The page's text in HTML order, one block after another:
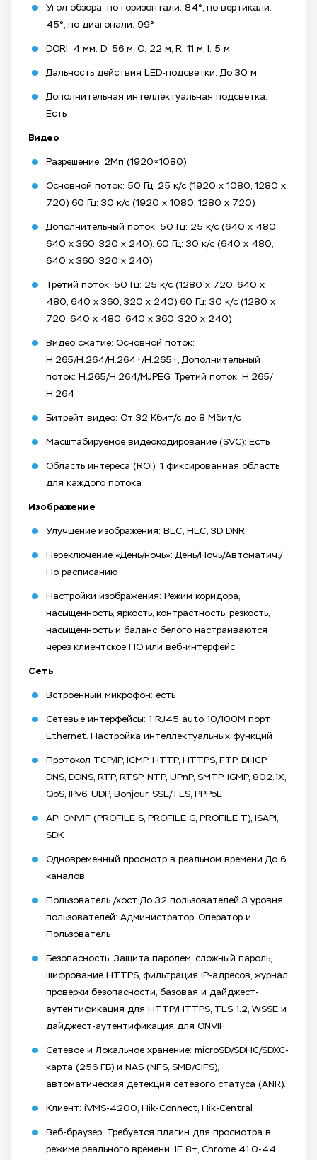
Угол обзора: по горизонтали: 84°, по вертикали:
45°, по диагонали: 99°
DORI: 4 мм: D: 56 м, O: 22 м, R: 11 м, I: 5 м
Дальность действия LED-подсветки: До 30 м
Дополнительная интеллектуальная подсветка:
Есть
Видео
Разрешение: 2Мп (1920×1080)
Основной поток: 50 Гц: 25 к/с (1920 x 1080, 1280 x
720) 60 Гц: 30 к/с (1920 x 1080, 1280 x 720)
Дополнительный поток: 50 Гц: 25 к/с (640 x 480,
640 x 360, 320 x 240). 60 Гц: 30 к/с (640 x 480,
640 x 360, 320 x 240)
Третий поток: 50 Гц: 25 к/с (1280 x 720, 640 x
480, 640 x 360, 320 x 240) 60 Гц: 30 к/с (1280 x
720, 640 x 480, 640 x 360, 320 x 240)
Видео сжатие: Основной поток:
H.265/H.264/H.264+/H.265+, Дополнительный
поток: H.265/H.264/MJPEG, Третий поток: H.265/
H.264
Битрейт видео: От 32 Кбит/с до 8 Мбит/с
Масштабируемое видеокодирование (SVC): Есть
Область интереса (ROI): 1 фиксированная область
для каждого потока
Изображение
Улучшение изображения: BLC, HLC, 3D DNR
Переключение «День/ночь»: День/Ночь/Автоматич./
По расписанию
Настройки изображения: Режим коридора,
насыщенность, яркость, контрастность, резкость,
насыщенность и баланс белого настраиваются
через клиентское ПО или веб-интерфейс
Сеть
Встроенный микрофон: есть
Сетевые интерфейсы: 1 RJ45 auto 10/100M порт
Ethernet. Настройка интеллектуальных функций
Протокол TCP/IP, ICMP, HTTP, HTTPS, FTP, DHCP,
DNS, DDNS, RTP, RTSP, NTP, UPnP, SMTP, IGMP, 802.1X,
QoS, IPv6, UDP, Bonjour, SSL/TLS, PPPoE
API ONVIF (PROFILE S, PROFILE G, PROFILE T), ISAPI,
SDK
Одновременный просмотр в реальном времени До 6
каналов
Пользователь /хост До 32 пользователей 3 уровня
пользователей: Администратор, Оператор и
Пользователь
Безопасность: Защита паролем, сложный пароль,
шифрование HTTPS, фильтрация IP-адресов, журнал
проверки безопасности, базовая и дайджест-
аутентификация для HTTP/HTTPS, TLS 1.2, WSSE и
дайджест-аутентификация для ONVIF
Сетевое и Локальное хранение: microSD/SDHC/SDXC-
карта (256 ГБ) и NAS (NFS, SMB/CIFS),
автоматическая детекция сетевого статуса (ANR).
Клиент: iVMS-4200, Hik-Connect, Hik-Central
Веб-браузер: Требуется плагин для просмотра в
режиме реального времени: IE 8+, Chrome 41.0-44,